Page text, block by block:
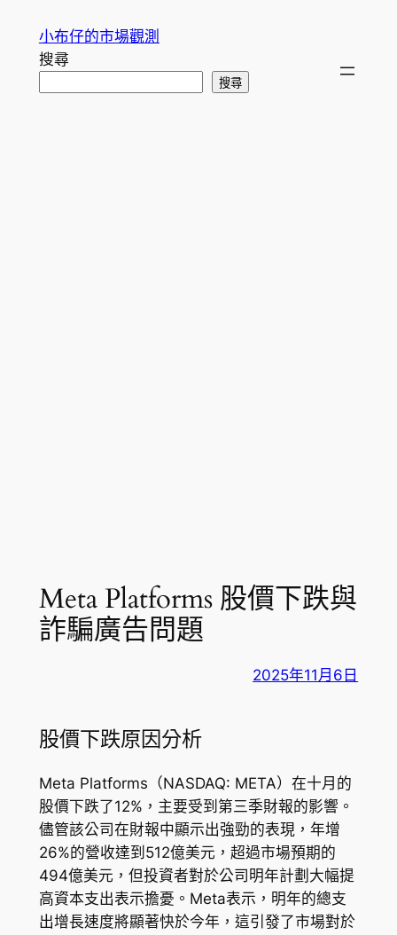
小布仔的市場觀測
搜尋
搜尋
Meta Platforms 股價下跌與
詐騙廣告問題
2025年11月6日
股價下跌原因分析
Meta Platforms（NASDAQ: META）在十月的
股價下跌了12%，主要受到第三季財報的影響。
儘管該公司在財報中顯示出強勁的表現，年增
26%的營收達到512億美元，超過市場預期的
494億美元，但投資者對於公司明年計劃大幅提
高資本支出表示擔憂。Meta表示，明年的總支
出增長速度將顯著快於今年，這引發了市場對於